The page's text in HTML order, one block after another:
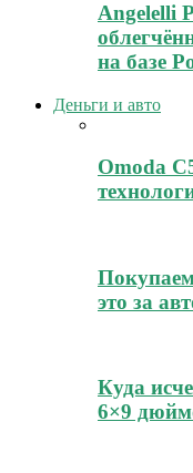
Angelelli
на базе
Деньги и авто
Omoda
это за
Куда
6×9